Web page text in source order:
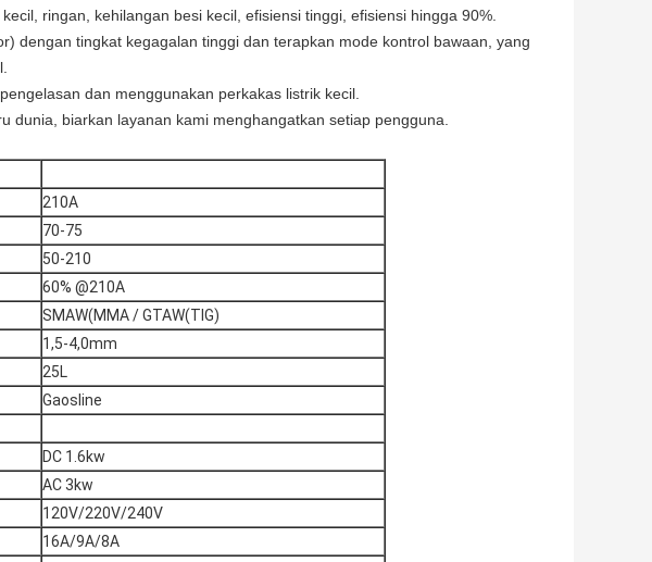
ringan, kehilangan besi kecil, efisiensi tinggi, efisiensi hingga 90%.
dengan tingkat kegagalan tinggi dan terapkan mode kontrol bawaan, yang
dan menggunakan perkakas listrik kecil.
dunia, biarkan layanan kami menghangatkan setiap pengguna.
210A
70-75
50-210
60% @210A
SMAW(MMA / GTAW(TIG)
1,5-4,0mm
25L
Gaosline
DC 1.6kw
AC 3kw
120V/220V/240V
16A/9A/8A